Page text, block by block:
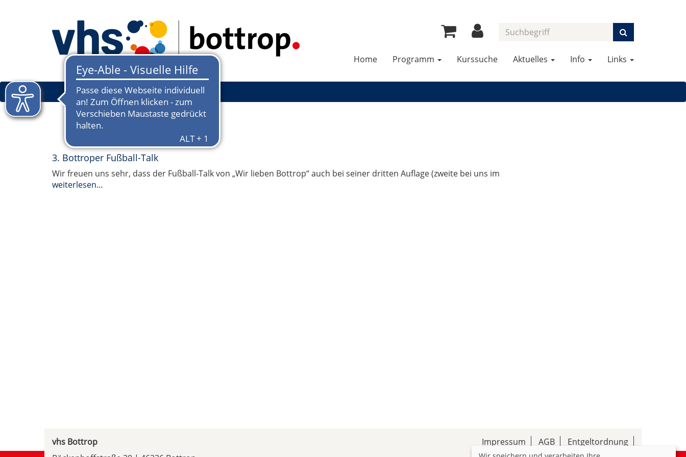
Home Programm Kurssuche Aktuelles Info Links
3. Bottroper Fußball-Talk
Wir freuen uns sehr, dass der Fußball-Talk von „Wir lieben Bottrop“ auch bei seiner dritten Auflage (zweite bei uns im
weiterlesen…
vhs Bottrop
Impressum AGB
Entgeltordnung